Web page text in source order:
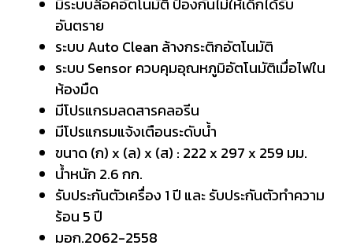
มีระบบล๊อคอัตโนมัติ ป้องกันไม่ให้เด็กได้รับ
อันตราย
ระบบ Auto Clean ล้างกระติกอัตโนมัติ
ระบบ Sensor ควบคุมอุณหภูมิอัตโนมัติเมื่อไฟใน
ห้องมืด
มีโปรแกรมลดสารคลอรีน
มีโปรแกรมแจ้งเตือนระดับน้ำ
ขนาด (ก) x (ล) x (ส) : 222 x 297 x 259 มม.
น้ำหนัก 2.6 กก.
รับประกันตัวเครื่อง 1 ปี และ รับประกันตัวทำความ
ร้อน 5 ปี
มอก.2062-2558